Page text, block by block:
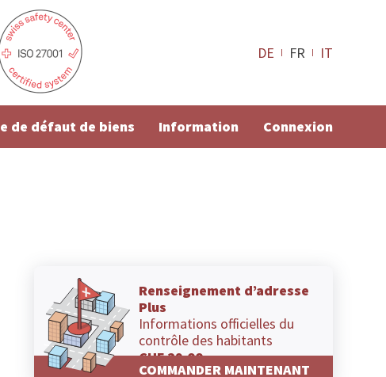
DE FR IT
de défaut de biens Information Connexion
Renseignement d’adresse
Plus
Informations officielles du
contrôle des habitants
CHF 29.00
COMMANDER MAINTENANT